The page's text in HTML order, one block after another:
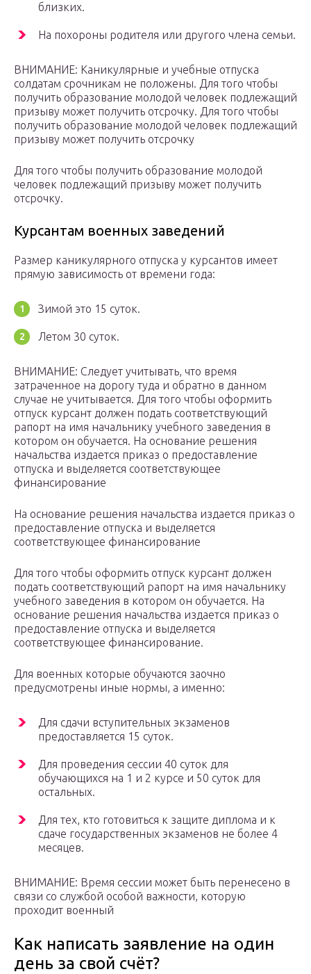
близких.
На похороны родителя или другого члена семьи.
ВНИМАНИЕ: Каникулярные и учебные отпуска
солдатам срочникам не положены. Для того чтобы
получить образование молодой человек подлежащий
призыву может получить отсрочку. Для того чтобы
получить образование молодой человек подлежащий
призыву может получить отсрочку
Для того чтобы получить образование молодой
человек подлежащий призыву может получить
отсрочку.
Курсантам военных заведений
Размер каникулярного отпуска у курсантов имеет
прямую зависимость от времени года:
Зимой это 15 суток.
Летом 30 суток.
ВНИМАНИЕ: Следует учитывать, что время
затраченное на дорогу туда и обратно в данном
случае не учитывается. Для того чтобы оформить
отпуск курсант должен подать соответствующий
рапорт на имя начальнику учебного заведения в
котором он обучается. На основание решения
начальства издается приказ о предоставление
отпуска и выделяется соответствующее
финансирование
На основание решения начальства издается приказ о
предоставление отпуска и выделяется
соответствующее финансирование
Для того чтобы оформить отпуск курсант должен
подать соответствующий рапорт на имя начальнику
учебного заведения в котором он обучается. На
основание решения начальства издается приказ о
предоставление отпуска и выделяется
соответствующее финансирование.
Для военных которые обучаются заочно
предусмотрены иные нормы, а именно:
Для сдачи вступительных экзаменов
предоставляется 15 суток.
Для проведения сессии 40 суток для
обучающихся на 1 и 2 курсе и 50 суток для
остальных.
Для тех, кто готовиться к защите диплома и к
сдаче государственных экзаменов не более 4
месяцев.
ВНИМАНИЕ: Время сессии может быть перенесено в
связи со службой особой важности, которую
проходит военный
Как написать заявление на один
день за свой счёт?